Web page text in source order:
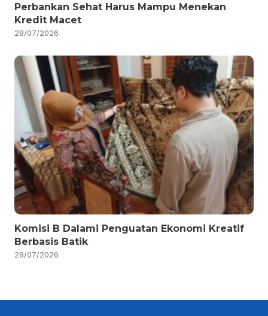
Perbankan Sehat Harus Mampu Menekan
Kredit Macet
28/07/2026
Komisi B Dalami Penguatan Ekonomi Kreatif
Berbasis Batik
28/07/2026